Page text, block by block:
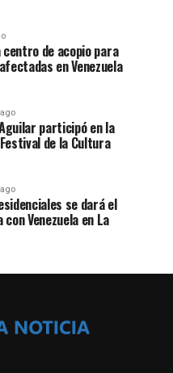
de acopio para
en Venezuela
participó en la
de la Cultura
se dará el
Venezuela en La